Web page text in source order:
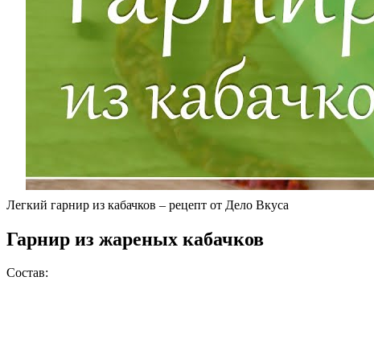
Легкий гарнир из кабачков – рецепт от Дело Вкуса
Гарнир из жареных кабачков
Состав: